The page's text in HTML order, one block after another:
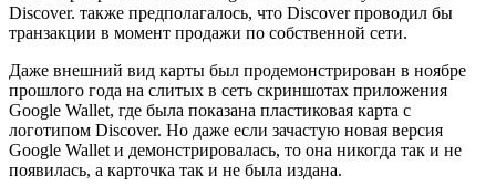
Discover. также предполагалось, что Discover проводил бы
транзакции в момент продажи по собственной сети.
Даже внешний вид карты был продемонстрирован в ноябре
прошлого года на слитых в сеть скриншотах приложения
Google Wallet, где была показана пластиковая карта с
логотипом Discover. Но даже если зачастую новая версия
Google Wallet и демонстрировалась, то она никогда так и не
появилась, а карточка так и не была издана.